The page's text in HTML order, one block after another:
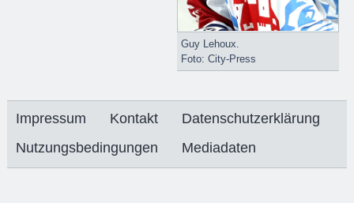
Guy Lehoux.
Foto: City-Press
Impressum Kontakt
Datenschutzerklärung
Nutzungsbedingungen
Mediadaten